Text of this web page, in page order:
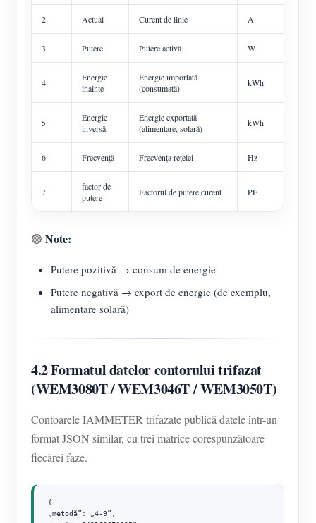
2 Actual Curent de linie A
3 Putere Putere activă W
4
Energie
înainte
Energie importată
(consumată)
kWh
5
Energie
inversă
Energie exportată
(alimentare, solară)
kWh
6 Frecvență Frecvența rețelei Hz
7
factor de
putere
Factorul de putere curent PF
🟢 Note:
Putere pozitivă → consum de energie
Putere negativă → export de energie (de exemplu,
alimentare solară)
4.2 Formatul datelor contorului trifazat
(WEM3080T / WEM3046T / WEM3050T)
Contoarele IAMMETER trifazate publică datele într-un
format JSON similar, cu trei matrice corespunzătoare
fiecărei faze.
{
„metodă”: „4-9”,